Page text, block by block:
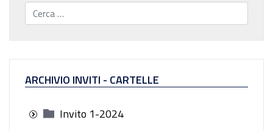
Cerca...
ARCHIVIO INVITI - CARTELLE
Invito 1-2024